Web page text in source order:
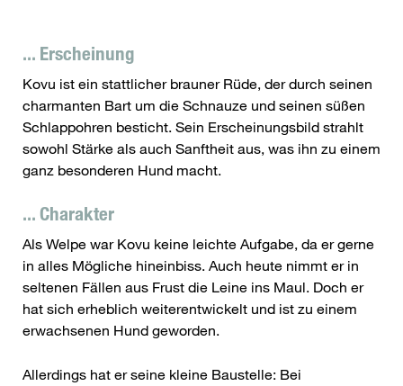
... Erscheinung
Kovu ist ein stattlicher brauner Rüde, der durch seinen
charmanten Bart um die Schnauze und seinen süßen
Schlappohren besticht. Sein Erscheinungsbild strahlt
sowohl Stärke als auch Sanftheit aus, was ihn zu einem
ganz besonderen Hund macht.
... Charakter
Als Welpe war Kovu keine leichte Aufgabe, da er gerne
in alles Mögliche hineinbiss. Auch heute nimmt er in
seltenen Fällen aus Frust die Leine ins Maul. Doch er
hat sich erheblich weiterentwickelt und ist zu einem
erwachsenen Hund geworden.
Allerdings hat er seine kleine Baustelle: Bei